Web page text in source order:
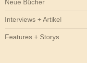
Neue Bücher
Interviews + Artikel
Features + Storys